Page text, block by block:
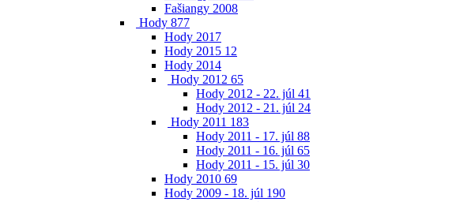
Fašiangy 2008
Hody 877
Hody 2017
Hody 2015 12
Hody 2014
Hody 2012 65
Hody 2012 - 22. júl 41
Hody 2012 - 21. júl 24
Hody 2011 183
Hody 2011 - 17. júl 88
Hody 2011 - 16. júl 65
Hody 2011 - 15. júl 30
Hody 2010 69
Hody 2009 - 18. júl 190